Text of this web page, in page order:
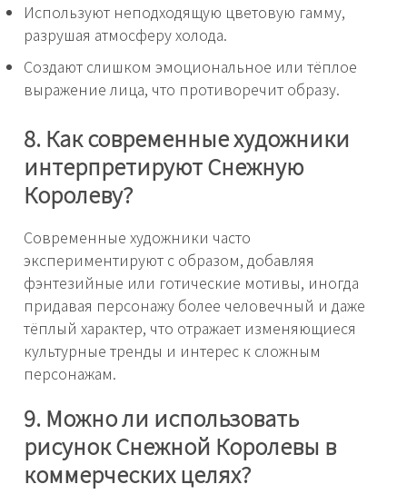
Используют неподходящую цветовую гамму,
разрушая атмосферу холода.
Создают слишком эмоциональное или тёплое
выражение лица, что противоречит образу.
8. Как современные художники
интерпретируют Снежную
Королеву?
Современные художники часто
экспериментируют с образом, добавляя
фэнтезийные или готические мотивы, иногда
придавая персонажу более человечный и даже
тёплый характер, что отражает изменяющиеся
культурные тренды и интерес к сложным
персонажам.
9. Можно ли использовать
рисунок Снежной Королевы в
коммерческих целях?